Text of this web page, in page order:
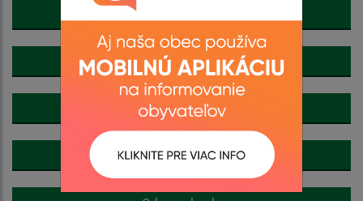
Šport
Dobrovoľný hasičský zbor
Cirkev